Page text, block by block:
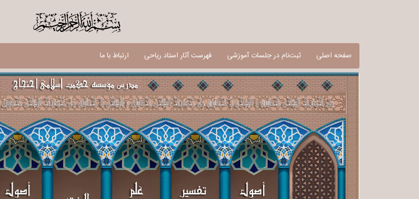
$
صفحه اصلی ثبت‌نام در جلسات آموزشی فهرست آثار استاد ریاحی ارتباط با ما